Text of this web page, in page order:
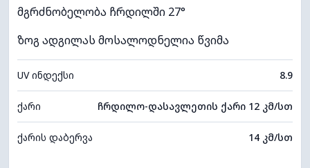
მგრძნობელობა ჩრდილში 27°
ზოგ ადგილას მოსალოდნელია წვიმა
UV ინდექსი 8.9
ქარი ჩრდილო-დასავლეთის ქარი 12 კმ/სთ
ქარის დაბერვა 14 კმ/სთ